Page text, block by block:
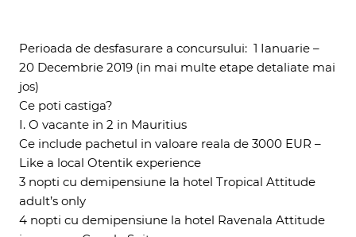
Perioada de desfasurare a concursului: 1 Ianuarie –
20 Decembrie 2019 (in mai multe etape detaliate mai
jos)
Ce poti castiga?
I. O vacante in 2 in Mauritius
Ce include pachetul in valoare reala de 3000 EUR –
Like a local Otentik experience
3 nopti cu demipensiune la hotel Tropical Attitude
adult’s only
4 nopti cu demipensiune la hotel Ravenala Attitude